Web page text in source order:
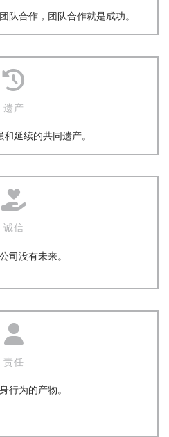
队合作，团队合作就是成功。
遗产
延续的共同遗产。
诚信
司没有未来。
责任
行为的产物。